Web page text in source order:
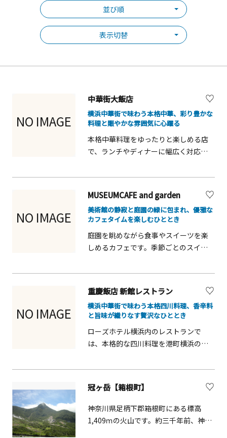
並び順
表示切替
NO IMAGE
中華街大飯店
横浜中華街で味わう本格中華、彩り豊かな
料理と賑やかな雰囲気に心躍る
本格中華料理をゆったりと楽しめる店
で、ランチやディナーに幅広く対応し
理は味だけでなく見た目も華やかで、
を満喫できます。
NO IMAGE
MUSEUMCAFE and garden
美術館の静寂と庭園の緑に包まれ、優雅な
カフェタイムを楽しむひととき
庭園を眺めながら食事やスイーツを楽
しめるカフェです。季節ごとのスイー
りとした時間を過ごせます。観光地巡
す。
NO IMAGE
重慶飯店 新館レストラン
横浜中華街で味わう本格四川料理、香辛料
と旨味が織りなす贅沢なひととき
ローズホテル横浜内のレストランで
は、本格的な四川料理を港町横浜の雰
ィナーに対応し、香辛料と旨味を活か
や家族、カップル旅行の食事に最適
で、横浜観光の合間に立ち寄りやすい
便利なスポットです。
冠ヶ岳【箱根町】
神奈川県足柄下郡箱根町にある標高
1,409ｍの火山です。約三千年前、神山